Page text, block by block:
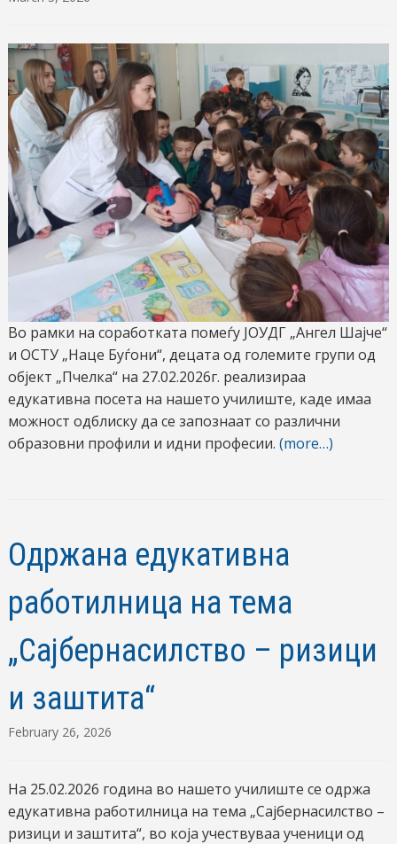
Во рамки на соработката помеѓу ЈОУДГ „Ангел Шајче“
и ОСТУ „Наце Буѓони“, децата од големите групи од
објект „Пчелка“ на 27.02.2026г. реализираа
едукативна посета на нашето училиште, каде имаа
можност одблиску да се запознаат со различни
образовни профили и идни професии. (more…)
Одржана едукативна
работилница на тема
„Сајбернасилство – ризици
и заштита“
February 26, 2026
На 25.02.2026 година во нашето училиште се одржа
едукативна работилница на тема „Сајбернасилство –
ризици и заштита“, во која учествуваа ученици од